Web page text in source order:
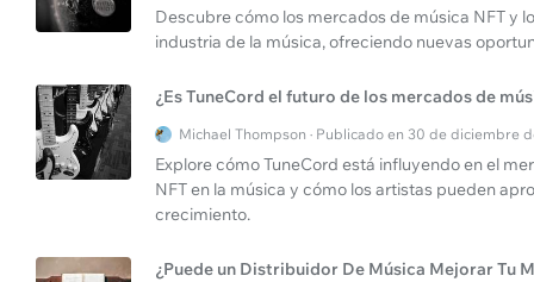
Descubre cómo los mercados de música NFT y
industria de la música, ofreciendo nuevas
¿Es TuneCord el futuro de los mercados de
Michael Thompson · Publicado en 30 de diciembre
Explore cómo TuneCord está influyendo en el
NFT en la música y cómo los artistas pueden
crecimiento.
¿Puede un Distribuidor De Música Mejorar Tu